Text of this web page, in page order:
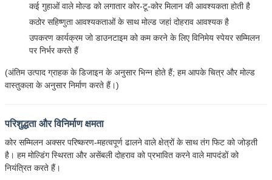
कई गुहाओं वाले मोल्ड को लगातार कोर-टू-कोर मिलान की आवश्यकता होती है
कठोर सहिष्णुता आवश्यकताओं के साथ मोल्ड जहां दोहराव आवश्यक है
उपकरण कार्यक्रम जो डाउनटाइम को कम करने के लिए विनिमेय स्पेयर सम्मिलन
पर निर्भर करते हैं
(अंतिम उत्पाद ग्राहक के डिजाइन के अनुसार भिन्न होते हैं; हम आपके चित्र और मोल्ड
वास्तुकला के अनुसार निर्माण करते हैं।)
परिशुद्धता और विनिर्माण क्षमता
कोर सम्मिलन अक्सर परिष्करण-महत्वपूर्ण ढालने वाले क्षेत्रों के साथ तंग फिट को जोड़ती
है। हम मोल्डिंग स्थिरता और असेंबली दोहराव को प्रभावित करने वाले मापदंडों को
नियंत्रित करते हैं।